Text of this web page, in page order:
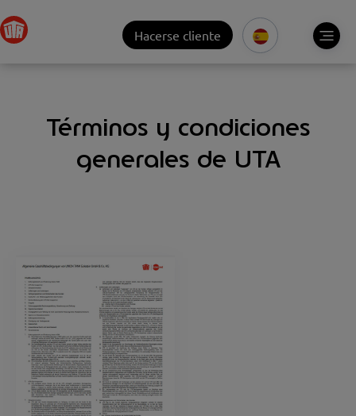
Hacerse cliente
Términos y condiciones
generales de UTA